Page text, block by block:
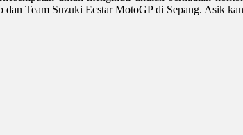
dan Team Suzuki Ecstar MotoGP di Sepang. Asik